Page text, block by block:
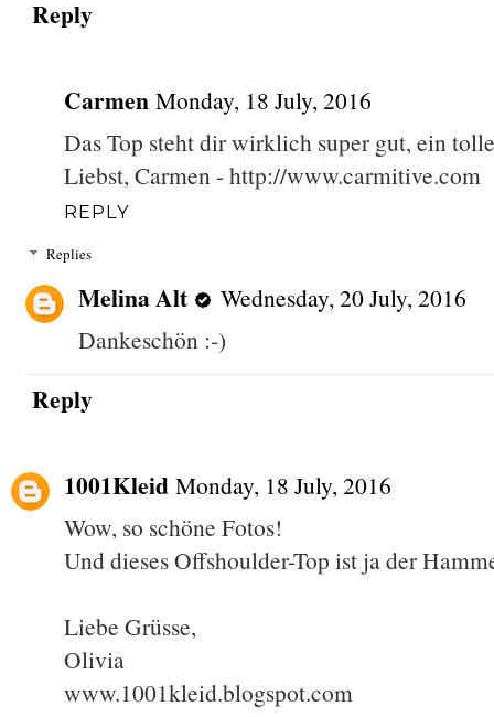
Reply
Carmen Monday, 18 July, 2016
Das Top steht dir wirklich super gut, ein
Liebst, Carmen - http://www.carmitive.com
REPLY
Replies
Melina Alt
Wednesday, 20 July, 2016
Dankeschön :-)
Reply
1001Kleid Monday, 18 July, 2016
Wow, so schöne Fotos!
Und dieses Offshoulder-Top ist ja der
Liebe Grüsse,
Olivia
www.1001kleid.blogspot.com